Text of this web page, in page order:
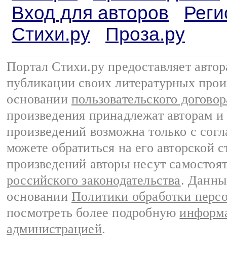
Вход для авторов
Стихи.ру
Проза.ру
Портал Стихи.ру предоставляет
публикации своих литературных
основании пользовательского
произведения принадлежат авторам
произведений возможна только с
можете обратиться на его авторской
произведений авторы несут
российского законодательства.
основании Политики обработки
посмотреть более подробную
администрацией.